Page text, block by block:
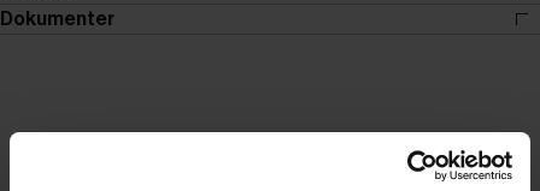
Dokumenter